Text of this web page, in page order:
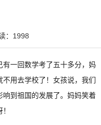
：1998
一回数学考了五十多分，妈
用去学校了！女孩说，我们
到祖国的发展了。妈妈笑着